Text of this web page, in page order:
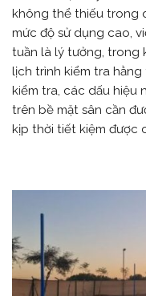
không thể thiếu trong
mức độ sử dụng cao,
tuần là lý tưởng, trong
lịch trình kiểm tra
kiểm tra, các dấu hiệu
trên bề mặt sân cần
kịp thời tiết kiệm được